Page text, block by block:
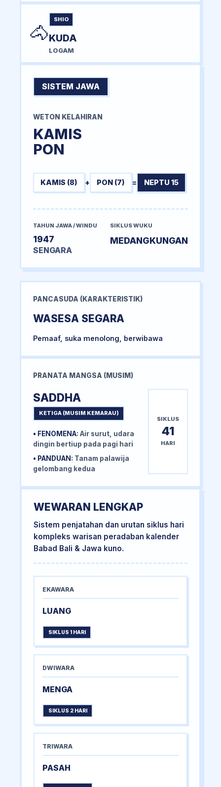
🐴
SHIO
KUDA
LOGAM
SISTEM JAWA
WETON KELAHIRAN
KAMIS
PON
KAMIS (8) + PON (7) = NEPTU 15
TAHUN JAWA / WINDU
1947
SENGARA
SIKLUS WUKU
MEDANGKUNGAN
PANCASUDA (KARAKTERISTIK)
WASESA SEGARA
Pemaaf, suka menolong, berwibawa
PRANATA MANGSA (MUSIM)
SADDHA
KETIGA (MUSIM KEMARAU)
• FENOMENA: Air surut, udara
dingin bertiup pada pagi hari
• PANDUAN: Tanam palawija
gelombang kedua
SIKLUS
41
HARI
WEWARAN LENGKAP
Sistem penjatahan dan urutan siklus hari
kompleks warisan peradaban kalender
Babad Bali & Jawa kuno.
EKAWARA
LUANG
SIKLUS 1 HARI
DWIWARA
MENGA
SIKLUS 2 HARI
TRIWARA
PASAH